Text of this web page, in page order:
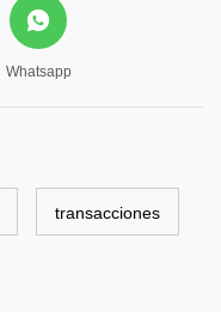
Whatsapp
transacciones